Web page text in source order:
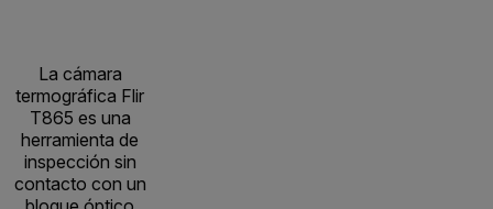
La cámara
termográfica Flir
T865 es una
herramienta de
inspección sin
contacto con un